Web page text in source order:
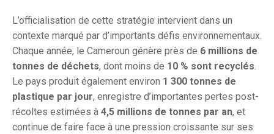
L’officialisation de cette stratégie intervient dans un
contexte marqué par d’importants défis environnementaux.
Chaque année, le Cameroun génère près de 6 millions de
tonnes de déchets, dont moins de 10 % sont recyclés.
Le pays produit également environ 1 300 tonnes de
plastique par jour, enregistre d’importantes pertes post-
récoltes estimées à 4,5 millions de tonnes par an, et
continue de faire face à une pression croissante sur ses